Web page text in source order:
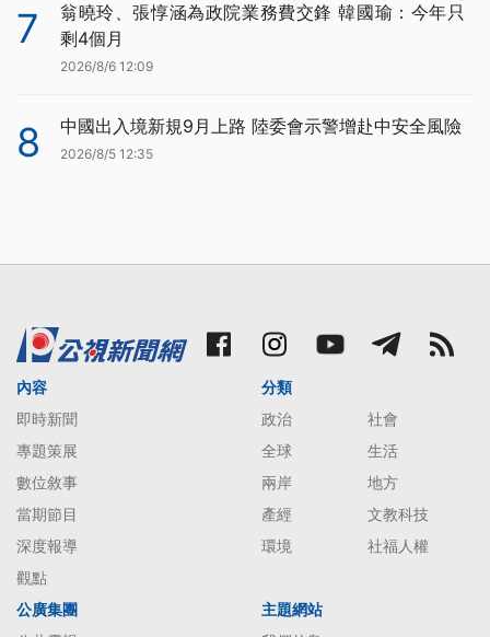
7
翁曉玲、張惇涵為政院業務費交鋒 韓國瑜：今年只
剩4個月
2026/8/6 12:09
8 中國出入境新規9月上路 陸委會示警增赴中安全風險
2026/8/5 12:35
內容
即時新聞
專題策展
數位敘事
當期節目
深度報導
觀點
分類
政治
社會
全球
生活
兩岸
地方
產經
文教科技
環境
社福人權
公廣集團
主題網站